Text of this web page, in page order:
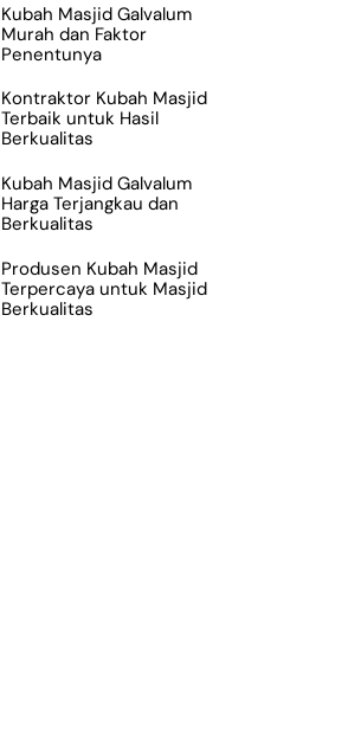
Kubah Masjid Galvalum
Murah dan Faktor
Penentunya
Kontraktor Kubah Masjid
Terbaik untuk Hasil
Berkualitas
Kubah Masjid Galvalum
Harga Terjangkau dan
Berkualitas
Produsen Kubah Masjid
Terpercaya untuk Masjid
Berkualitas